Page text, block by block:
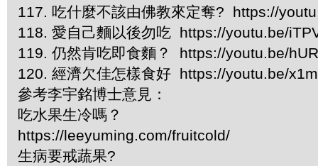
117. 吃什麼不該由佛教來定奪? https://
118. 愛自己麵以後勿吃 https://youtu.be/
119. 仍然肯吃即食麵？ https://youtu.be/
120. 經濟欠佳怎樣食好 https://youtu.be/
參考李宇銘博士意見：
吃水果生冷嗎？
https://leeyuming.com/fruitcold/
生病要戒蔬果?